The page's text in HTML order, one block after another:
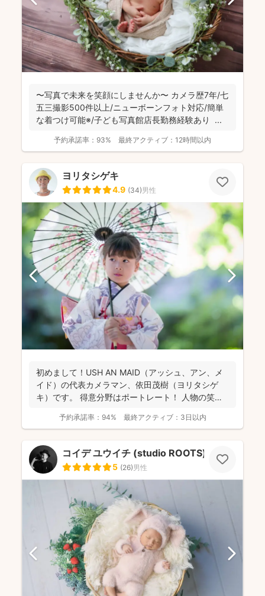
〜写真で未来を笑顔にしませんか〜 カメラ歴7年/七
五三撮影500件以上/ニューボーンフォト対応/簡単
な着つけ可能※/子ども写真館店長勤務経験あり ...
予約承諾率： 93% 最終アクティブ： 12時間以内
ヨリタシゲキ
4.9 (34)男性
初めまして！USH AN MAID（アッシュ、アン、メ
イド）の代表カメラマン、依田茂樹（ヨリタシゲ
キ）です。 得意分野はポートレート！ 人物の笑顔
予約承諾率： 94% 最終アクティブ： 3日以内
コイデ ユウイチ (studio ROOTS)
5 (26)男性